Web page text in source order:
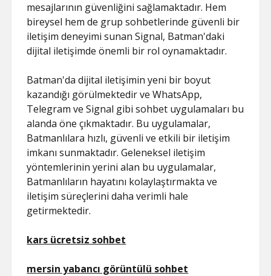
mesajlarının güvenliğini sağlamaktadır. Hem
bireysel hem de grup sohbetlerinde güvenli bir
iletişim deneyimi sunan Signal, Batman'daki
dijital iletişimde önemli bir rol oynamaktadır.
Batman'da dijital iletişimin yeni bir boyut
kazandığı görülmektedir ve WhatsApp,
Telegram ve Signal gibi sohbet uygulamaları bu
alanda öne çıkmaktadır. Bu uygulamalar,
Batmanlılara hızlı, güvenli ve etkili bir iletişim
imkanı sunmaktadır. Geleneksel iletişim
yöntemlerinin yerini alan bu uygulamalar,
Batmanlıların hayatını kolaylaştırmakta ve
iletişim süreçlerini daha verimli hale
getirmektedir.
kars ücretsiz sohbet
mersin yabancı görüntülü sohbet